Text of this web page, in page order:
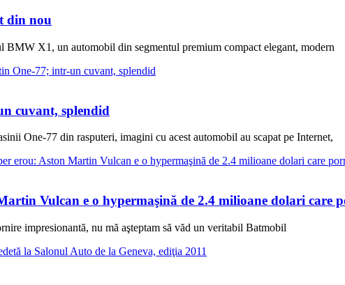
din nou
X1, un automobil din segmentul premium compact elegant, modern
cuvant, splendid
One-77 din rasputeri, imagini cu acest automobil au scapat pe Internet,
Vulcan e o hypermaşină de 2.4 milioane dolari care
impresionantă, nu mă aşteptam să văd un veritabil Batmobil